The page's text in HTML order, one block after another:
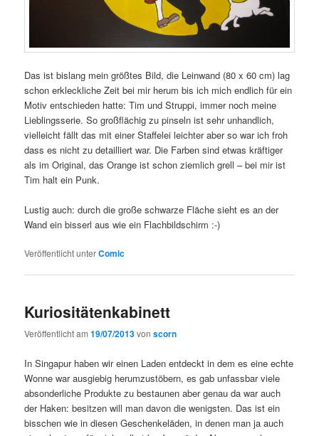
Das ist bislang mein größtes Bild, die Leinwand (80 x 60 cm) lag
schon erkleckliche Zeit bei mir herum bis ich mich endlich für ein
Motiv entschieden hatte: Tim und Struppi, immer noch meine
Lieblingsserie. So großflächig zu pinseln ist sehr unhandlich,
vielleicht fällt das mit einer Staffelei leichter aber so war ich froh
dass es nicht zu detailliert war. Die Farben sind etwas kräftiger
als im Original, das Orange ist schon ziemlich grell – bei mir ist
Tim halt ein Punk.
Lustig auch: durch die große schwarze Fläche sieht es an der
Wand ein bisserl aus wie ein Flachbildschirm :-)
Veröffentlicht unterComic
Kuriositätenkabinett
Veröffentlicht am19/07/2013vonscorn
In Singapur haben wir einen Laden entdeckt in dem es eine echte
Wonne war ausgiebig herumzustöbern, es gab unfassbar viele
absonderliche Produkte zu bestaunen aber genau da war auch
der Haken: besitzen will man davon die wenigsten. Das ist ein
bisschen wie in diesen Geschenkeläden, in denen man ja auch